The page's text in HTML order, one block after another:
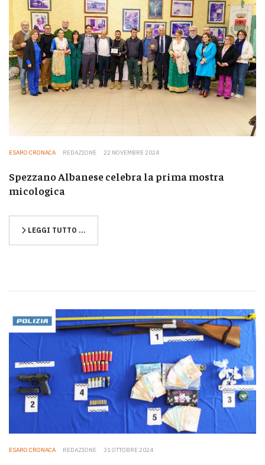
ESARO CRONACA REDAZIONE 22 NOVEMBRE 2024
Spezzano Albanese celebra la prima mostra
micologica
LEGGI TUTTO …
ESARO CRONACA REDAZIONE 31 OTTOBRE 2024